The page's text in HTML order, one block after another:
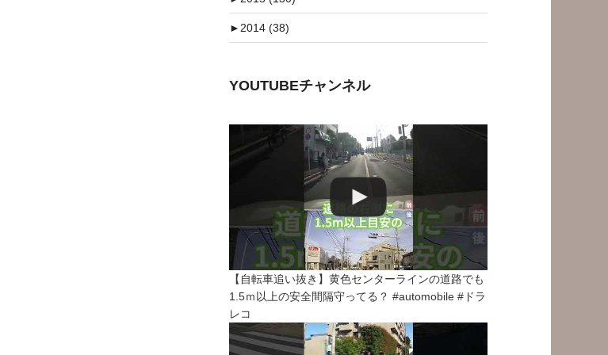
►2014 (38)
YOUTUBEチャンネル
【自転車追い抜き】黄色センターラインの道路でも
1.5ｍ以上の安全間隔守ってる？ #automobile #ドラ
レコ